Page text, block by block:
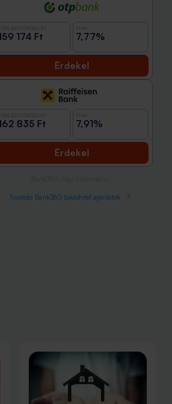
174 Ft 7,77%
Érdekel
835 Ft 7,91%
Érdekel
További Bank360 lakáshitel ajánlatok